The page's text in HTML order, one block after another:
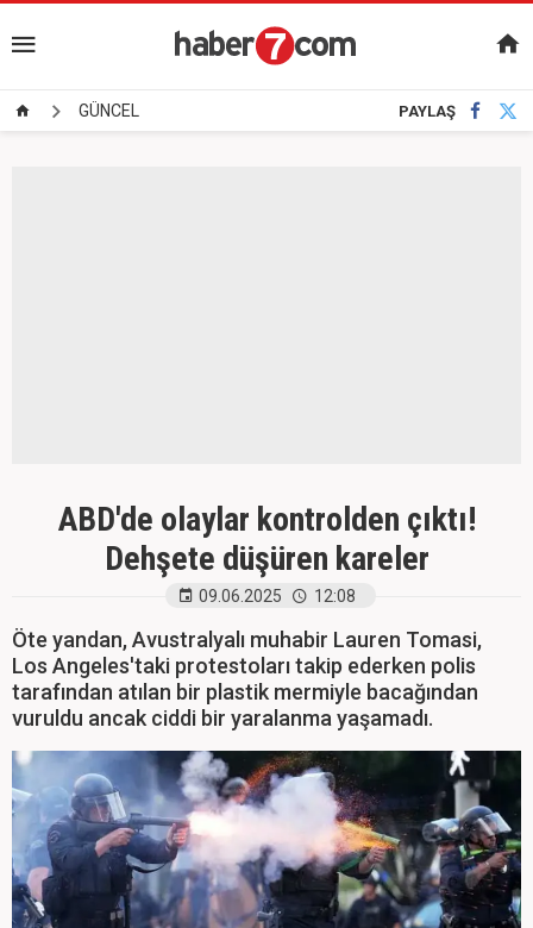
GÜNCEL PAYLAŞ
ABD'de olaylar kontrolden çıktı!
Dehşete düşüren kareler
09.06.2025 12:08
Öte yandan, ​​​​​​​Avustralyalı muhabir Lauren Tomasi,
Los Angeles'taki protestoları takip ederken polis
tarafından atılan bir plastik mermiyle bacağından
vuruldu ancak ciddi bir yaralanma yaşamadı.